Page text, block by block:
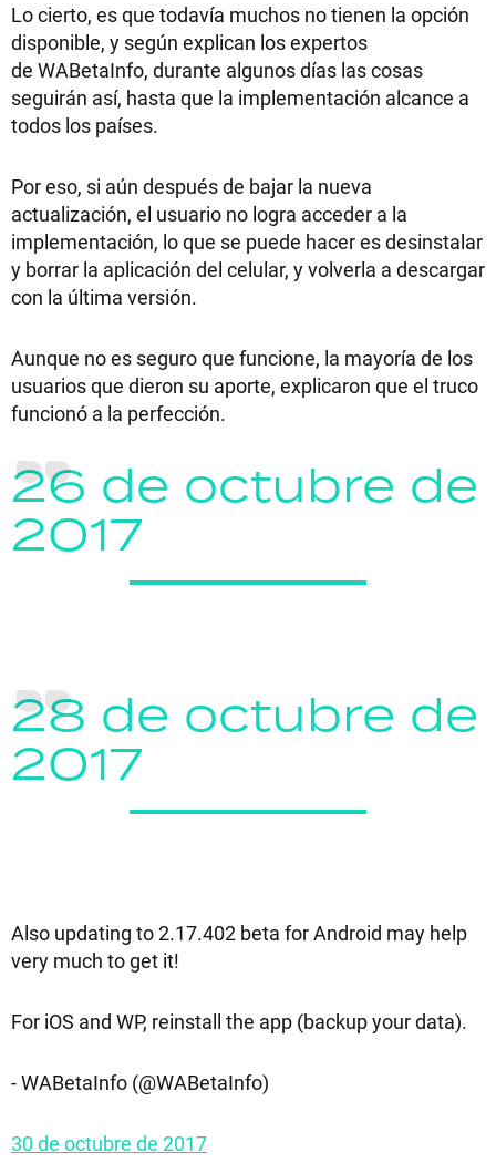
Lo cierto, es que todavía muchos no tienen la opción
disponible, y según explican los expertos
de WABetaInfo, durante algunos días las cosas
seguirán así, hasta que la implementación alcance a
todos los países.
Por eso, si aún después de bajar la nueva
actualización, el usuario no logra acceder a la
implementación, lo que se puede hacer es desinstalar
y borrar la aplicación del celular, y volverla a descargar
con la última versión.
Aunque no es seguro que funcione, la mayoría de los
usuarios que dieron su aporte, explicaron que el truco
funcionó a la perfección.
26 de octubre de
2017
28 de octubre de
2017
Also updating to 2.17.402 beta for Android may help
very much to get it!
For iOS and WP, reinstall the app (backup your data).
- WABetaInfo (@WABetaInfo)
30 de octubre de 2017